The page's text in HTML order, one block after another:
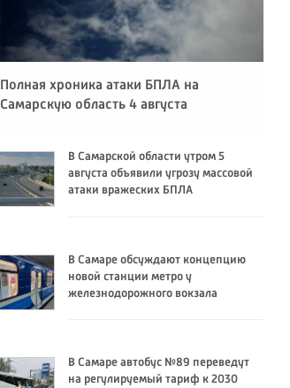
Полная хроника атаки БПЛА на
Самарскую область 4 августа
В Самарской области утром 5
августа объявили угрозу массовой
атаки вражеских БПЛА
В Самаре обсуждают концепцию
новой станции метро у
железнодорожного вокзала
В Самаре автобус №89 переведут
на регулируемый тариф к 2030